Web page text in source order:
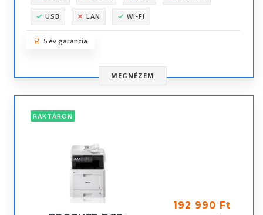
USB LAN WI-FI
5 év garancia
MEGNÉZEM
RAKTÁRON
192 990 Ft